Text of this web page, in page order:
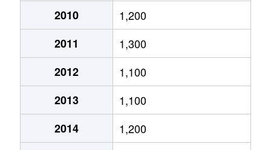
四御神
四御神
1,300万円
1,900万円
1,800万円
1,500万円
2010
1,200
2011
1,300
2012
1,100
2013
1,100
2014
1,200